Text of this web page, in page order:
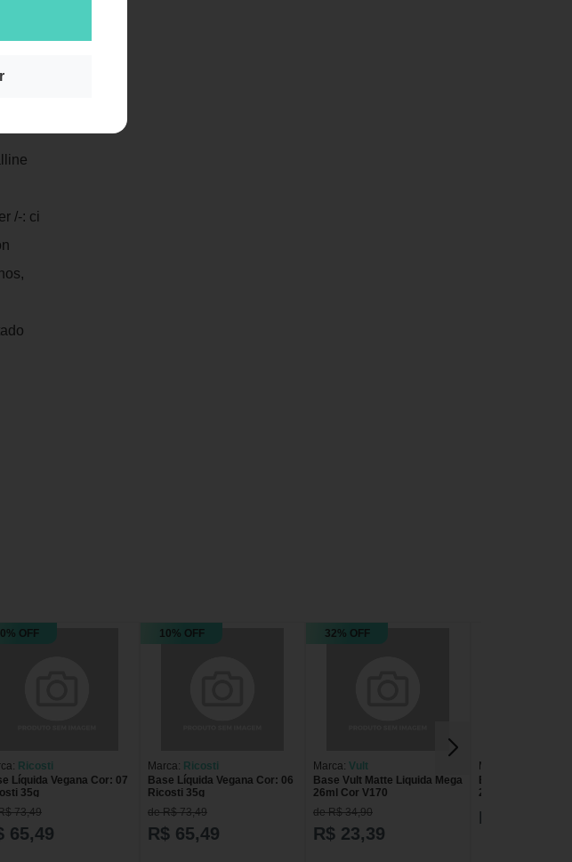
/-: ci
OFF
Ricosti
Líquida Vegana Cor: 07
35g
73,49
65,49
10% OFF
Marca: Ricosti
Base Líquida Vegana Cor: 06
Ricosti 35g
de R$ 73,49
R$ 65,49
32% OFF
Marca: Vult
Base Vult Matte Liquida Mega
26ml Cor V170
de R$ 34,90
R$ 23,39
Marca:
Base Vult Matte
26ml Cor V100
R$ 33,59